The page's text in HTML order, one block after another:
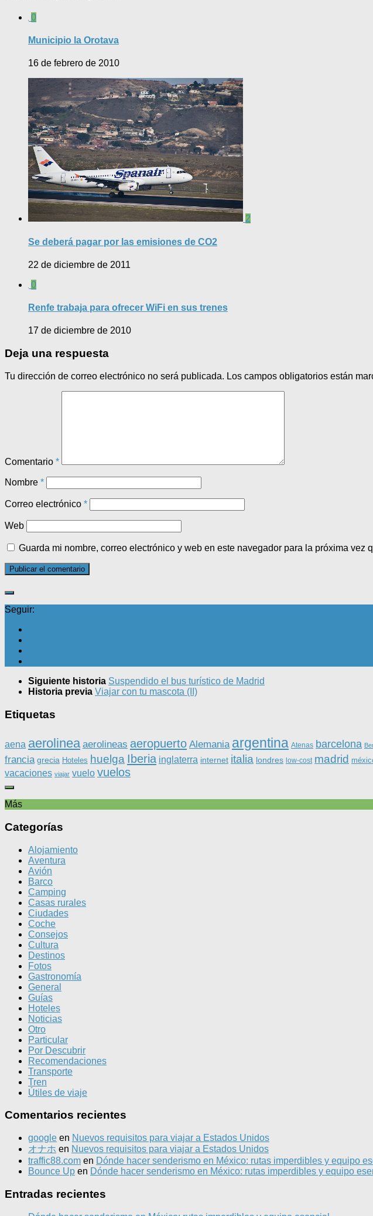
0
Municipio la Orotava
16 de febrero de 2010
2
Se deberá pagar por las emisiones de CO2
22 de diciembre de 2011
0
Renfe trabaja para ofrecer WiFi en sus trenes
17 de diciembre de 2010
Deja una respuesta
Tu dirección de correo electrónico no será publicada. Los campos obligatorios están
Comentario *
Nombre *
Correo electrónico *
Web
Guarda mi nombre, correo electrónico y web en este navegador para la próxima vez
Seguir:
Siguiente historia Suspendido el bus turístico de Madrid
Historia previa Viajar con tu mascota (II)
Etiquetas
aena aerolinea aerolineas aeropuerto Alemania argentina Atenas barcelona
francia grecia Hoteles huelga Iberia inglaterra internet italia londres low-cost madrid
vacaciones viajar vuelo vuelos
Más
Categorías
Alojamiento
Aventura
Avión
Barco
Camping
Casas rurales
Ciudades
Coche
Consejos
Cultura
Destinos
Fotos
Gastronomía
General
Guías
Hoteles
Noticias
Otro
Particular
Por Descubrir
Recomendaciones
Transporte
Tren
Útiles de viaje
Comentarios recientes
google en Nuevos requisitos para viajar a Estados Unidos
オナホ en Nuevos requisitos para viajar a Estados Unidos
traffic88.com en Dónde hacer senderismo en México: rutas imperdibles y equipo
Bounce Up en Dónde hacer senderismo en México: rutas imperdibles y equipo
Entradas recientes